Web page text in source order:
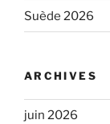
Suède 2026
ARCHIVES
juin 2026